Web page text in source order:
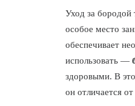
Уход за бородой
особое место
обеспечивает
использовать —
здоровыми. В
он отличается